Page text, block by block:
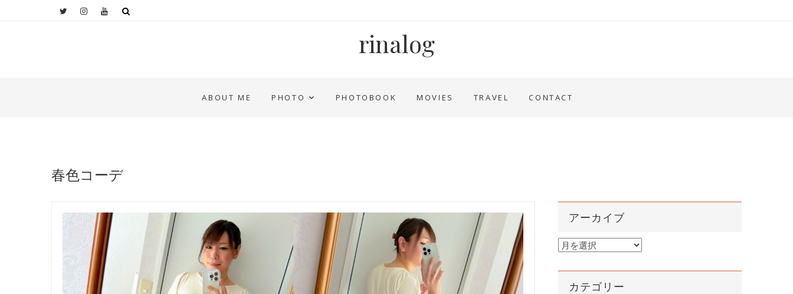
rinalog
ABOUT ME PHOTO PHOTOBOOK MOVIES TRAVEL CONTACT
春色コーデ
アーカイブ
ア
カ
カテゴリー